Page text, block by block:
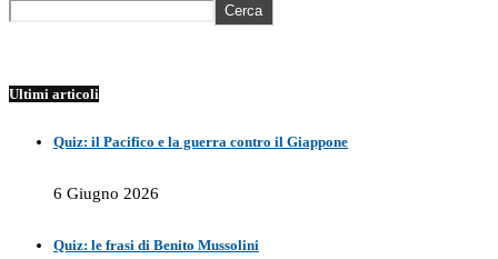
Cerca
Ultimi articoli
Quiz: il Pacifico e la guerra contro il Giappone
6 Giugno 2026
Quiz: le frasi di Benito Mussolini